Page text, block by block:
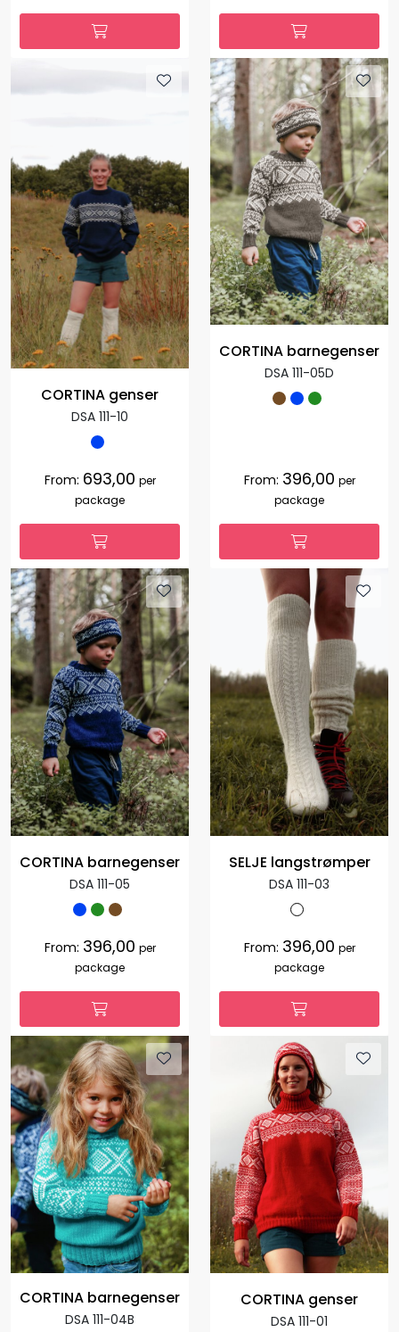
CORTINA genser
DSA 111-10
From: 693,00 per
package
CORTINA barnegenser
DSA 111-05D
From: 396,00 per
package
CORTINA barnegenser
DSA 111-05
From: 396,00 per
package
SELJE langstrømper
DSA 111-03
From: 396,00 per
package
CORTINA barnegenser
DSA 111-04B
CORTINA genser
DSA 111-01